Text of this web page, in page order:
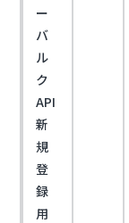
ー
バ
ル
ク
API
新
規
登
録
用